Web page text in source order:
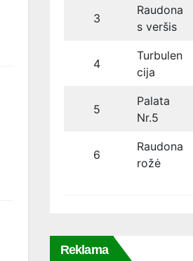
3
Raudona
s veršis
4
Turbulen
cija
5
Palata
Nr.5
6
Raudona
rožė
Reklama